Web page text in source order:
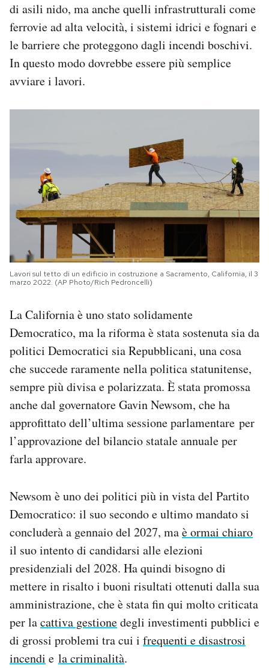
di asili nido, ma anche quelli infrastrutturali come
ferrovie ad alta velocità, i sistemi idrici e fognari e
le barriere che proteggono dagli incendi boschivi.
In questo modo dovrebbe essere più semplice
avviare i lavori.
Lavori sul tetto di un edificio in costruzione a Sacramento, California, il 3
marzo 2022. (AP Photo/Rich Pedroncelli)
La California è uno stato solidamente
Democratico, ma la riforma è stata sostenuta sia da
politici Democratici sia Repubblicani, una cosa
che succede raramente nella politica statunitense,
sempre più divisa e polarizzata. È stata promossa
anche dal governatore Gavin Newsom, che ha
approfittato dell’ultima sessione parlamentare per
l’approvazione del bilancio statale annuale per
farla approvare.
Newsom è uno dei politici più in vista del Partito
Democratico: il suo secondo e ultimo mandato si
concluderà a gennaio del 2027, maè ormai chiaro
il suo intento di candidarsi alle elezioni
presidenziali del 2028. Ha quindi bisogno di
mettere in risalto i buoni risultati ottenuti dalla sua
amministrazione, che è stata fin qui molto criticata
per lacattiva gestionedegli investimenti pubblici e
di grossi problemi tra cui i frequenti e disastrosi
incendi e la criminalità.